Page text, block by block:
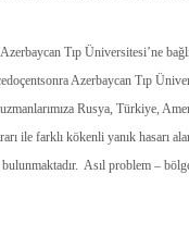
Tıp Üniversitesi’ne
Azerbaycan Tıp
Rusya, Türkiye,
ile farklı kökenli yanık
Asıl problem –